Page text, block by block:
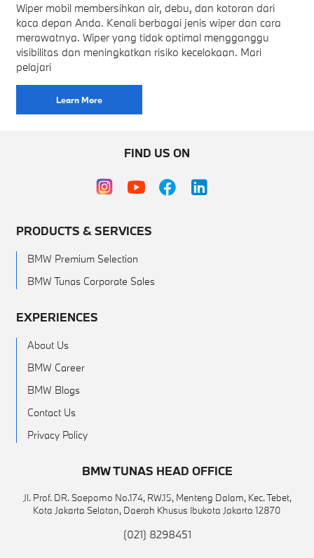
Wiper mobil membersihkan air, debu, dan kotoran dari
kaca depan Anda. Kenali berbagai jenis wiper dan cara
merawatnya. Wiper yang tidak optimal mengganggu
visibilitas dan meningkatkan risiko kecelakaan. Mari
pelajari
Learn More
FIND US ON
PRODUCTS & SERVICES
BMW Premium Selection
BMW Tunas Corporate Sales
EXPERIENCES
About Us
BMW Career
BMW Blogs
Contact Us
Privacy Policy
BMW TUNAS HEAD OFFICE
Jl. Prof. DR. Soepomo No.174, RW.15, Menteng Dalam, Kec. Tebet,
Kota Jakarta Selatan, Daerah Khusus Ibukota Jakarta 12870
(021) 8298451